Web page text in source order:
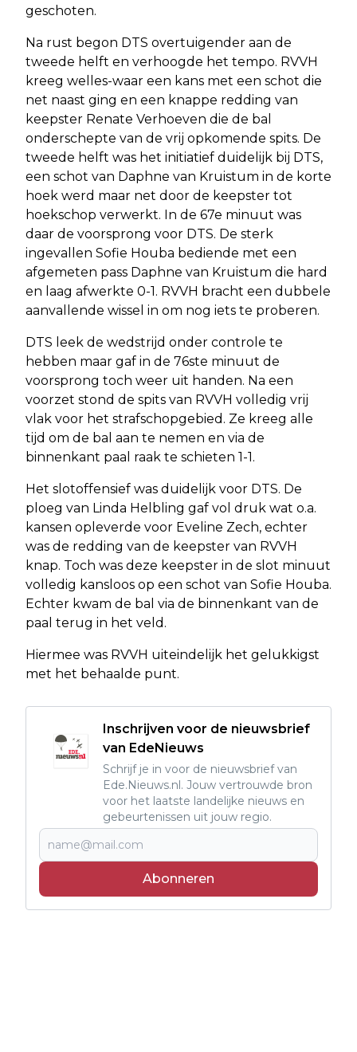
geschoten.
Na rust begon DTS overtuigender aan de
tweede helft en verhoogde het tempo. RVVH
kreeg welles-waar een kans met een schot die
net naast ging en een knappe redding van
keepster Renate Verhoeven die de bal
onderschepte van de vrij opkomende spits. De
tweede helft was het initiatief duidelijk bij DTS,
een schot van Daphne van Kruistum in de korte
hoek werd maar net door de keepster tot
hoekschop verwerkt. In de 67e minuut was
daar de voorsprong voor DTS. De sterk
ingevallen Sofie Houba bediende met een
afgemeten pass Daphne van Kruistum die hard
en laag afwerkte 0-1. RVVH bracht een dubbele
aanvallende wissel in om nog iets te proberen.
DTS leek de wedstrijd onder controle te
hebben maar gaf in de 76ste minuut de
voorsprong toch weer uit handen. Na een
voorzet stond de spits van RVVH volledig vrij
vlak voor het strafschopgebied. Ze kreeg alle
tijd om de bal aan te nemen en via de
binnenkant paal raak te schieten 1-1.
Het slotoffensief was duidelijk voor DTS. De
ploeg van Linda Helbling gaf vol druk wat o.a.
kansen opleverde voor Eveline Zech, echter
was de redding van de keepster van RVVH
knap. Toch was deze keepster in de slot minuut
volledig kansloos op een schot van Sofie Houba.
Echter kwam de bal via de binnenkant van de
paal terug in het veld.
Hiermee was RVVH uiteindelijk het gelukkigst
met het behaalde punt.
Inschrijven voor de nieuwsbrief
van EdeNieuws
Schrijf je in voor de nieuwsbrief van
Ede.Nieuws.nl. Jouw vertrouwde bron
voor het laatste landelijke nieuws en
gebeurtenissen uit jouw regio.
Abonneren